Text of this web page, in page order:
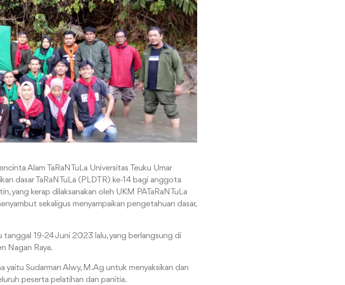
Alam TaRaNTuLa Universitas Teuku Umar
dasar TaRaNTuLa (PLDTR) ke-14 bagi anggota
yang kerap dilaksanakan oleh UKM PATaRaNTuLa
sekaligus menyampaikan pengetahuan dasar,
19-24 Juni 2023 lalu, yang berlangsung di
Nagan Raya.
Sudarman Alwy, M.Ag untuk menyaksikan dan
peserta pelatihan dan panitia.